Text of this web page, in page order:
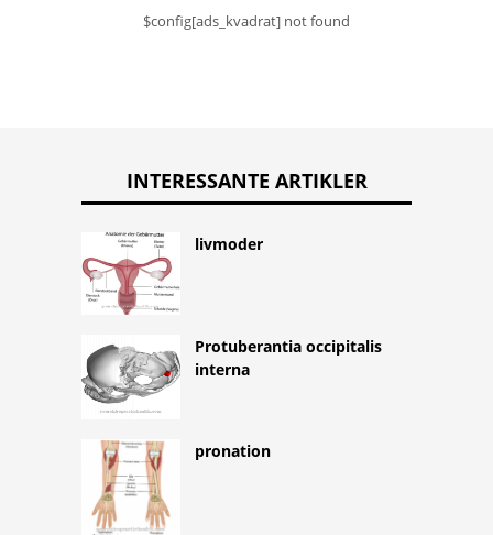
$config[ads_kvadrat] not found
INTERESSANTE ARTIKLER
livmoder
Protuberantia occipitalis
interna
pronation